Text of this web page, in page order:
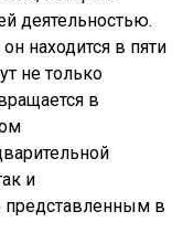
деятельностью.
находится в пяти
не только
в
и
представленным в